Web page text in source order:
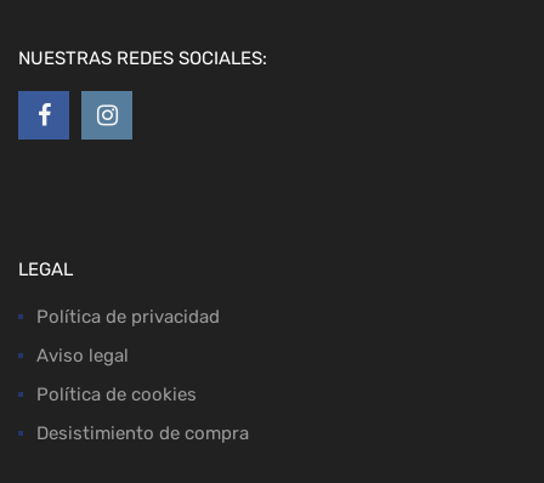
NUESTRAS REDES SOCIALES:
LEGAL
Política de privacidad
Aviso legal
Política de cookies
Desistimiento de compra